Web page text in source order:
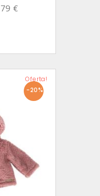
€
-20%
Oferta!